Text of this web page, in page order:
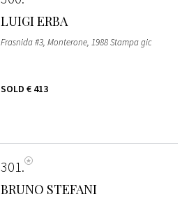
LUIGI ERBA
Frasnida #3, Monterone, 1988 Stampa gic
SOLD € 413
301
BRUNO STEFANI